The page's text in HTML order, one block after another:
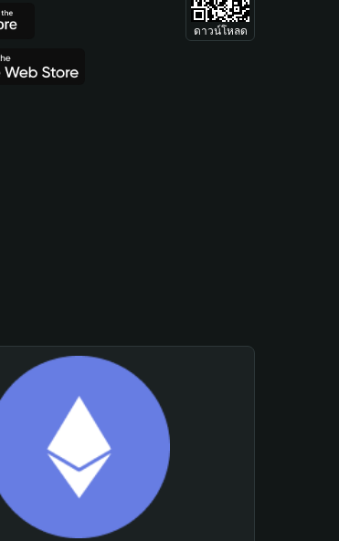
ดาวน์โหลด